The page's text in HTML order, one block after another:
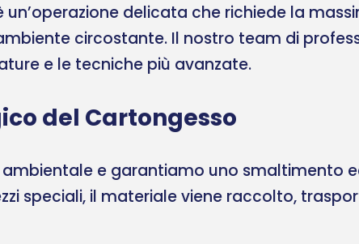
delicata che richiede la
circostante. Il nostro team di
e le tecniche più avanzate.
del Cartongesso
e garantiamo uno smaltimento
speciali, il materiale viene raccolto,